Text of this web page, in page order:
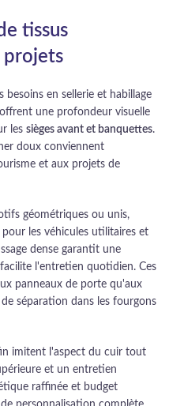
tissus
projets
besoins en sellerie et habillage
une profondeur visuelle
les sièges avant et banquettes.
doux conviennent
et aux projets de
géométriques ou unis,
les véhicules utilitaires et
dense garantit une
l'entretien quotidien. Ces
panneaux de porte qu'aux
séparation dans les fourgons
imitent l'aspect du cuir tout
et un entretien
raffinée et budget